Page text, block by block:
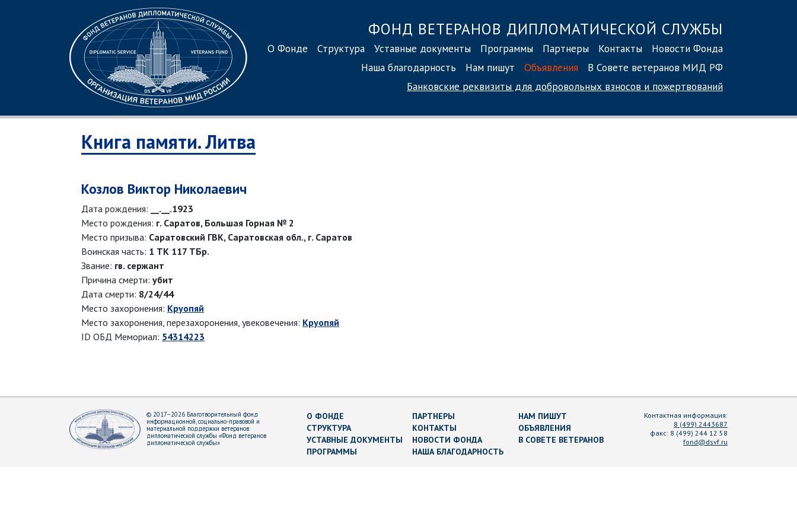
ФОНД ВЕТЕРАНОВ ДИПЛОМАТИЧЕСКОЙ СЛУЖБЫ
О Фонде Структура Уставные документы Программы Партнеры Контакты
Новости Фонда
Наша благодарность
Нам пишут Объявления
В Совете ветеранов МИД РФ
Банковские реквизиты для добровольных взносов и пожертвований
Книга памяти. Литва
Козлов Виктор Николаевич
Дата рождения:
__.__.1923
Место рождения: г. Саратов, Большая Горная № 2
Место призыва: Саратовский ГВК, Саратовская обл., г. Саратов
Воинская часть: 1 ТК 117 ТБр.
Звание: гв. сержант
Причина смерти: убит
Дата смерти: 8/24/44
Место захоронения: Круопяй
Место захоронения, перезахоронения, увековечения: Круопяй
ID ОБД Мемориал: 54314223
© 2017–2026 Благотворительный фонд
информационной, социально-правовой и
материальной поддержки ветеранов
дипломатической службы «Фонд ветеранов
дипломатической службы»
О ФОНДЕ
СТРУКТУРА
УСТАВНЫЕ ДОКУМЕНТЫ
ПРОГРАММЫ
ПАРТНЕРЫ
КОНТАКТЫ
НОВОСТИ ФОНДА
НАША БЛАГОДАРНОСТЬ
НАМ ПИШУТ
ОБЪЯВЛЕНИЯ
В СОВЕТЕ ВЕТЕРАНОВ
Контактная информация:
8 (499) 2443687
факс: 8 (499) 244 12 58
fond@dsvf.ru